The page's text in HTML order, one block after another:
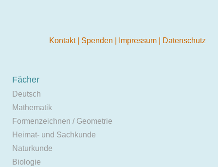
Kontakt Spenden Impressum Datenschutz
Fächer
Deutsch
Mathematik
Formenzeichnen / Geometrie
Heimat- und Sachkunde
Naturkunde
Biologie